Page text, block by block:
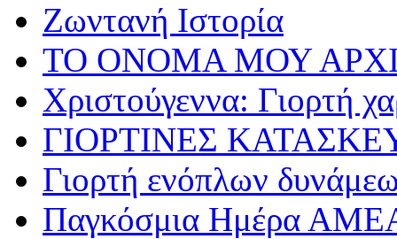
Ζωντανή Ιστορία
ΤΟ ΟΝΟΜΑ ΜΟΥ
Χριστούγεννα: Γιορτή
ΓΙΟΡΤΙΝΕΣ
Γιορτή ενόπλων
Παγκόσμια Ημέρα